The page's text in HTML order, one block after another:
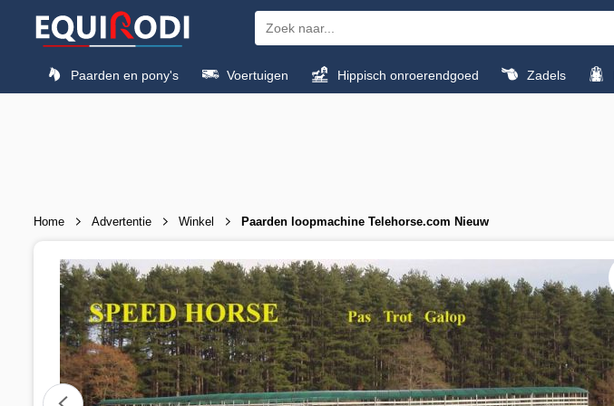
Paarden en pony's Voertuigen Hippisch onroerendgoed Zadels
Home Advertentie Winkel Paarden loopmachine Telehorse.com Nieuw